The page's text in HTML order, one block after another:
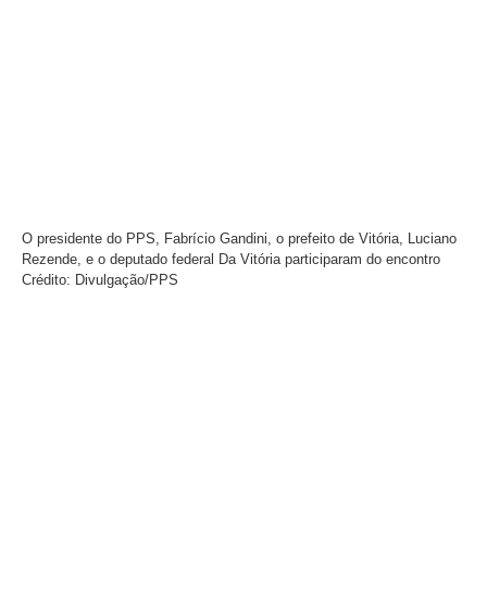
O presidente do PPS, Fabrício Gandini, o prefeito de Vitória, Luciano
Rezende, e o deputado federal Da Vitória participaram do encontro
Crédito: Divulgação/PPS